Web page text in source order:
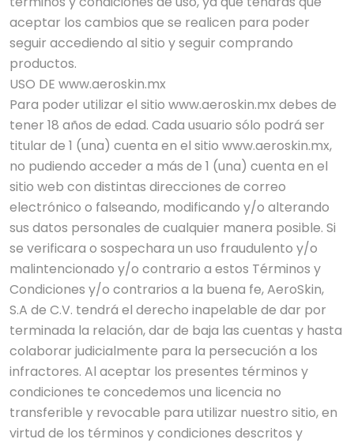
aceptar los cambios que se realicen para poder
seguir accediendo al sitio y seguir comprando
productos.
USO DE www.aeroskin.mx
Para poder utilizar el sitio www.aeroskin.mx debes de
tener 18 años de edad. Cada usuario sólo podrá ser
titular de 1 (una) cuenta en el sitio www.aeroskin.mx,
no pudiendo acceder a más de 1 (una) cuenta en el
sitio web con distintas direcciones de correo
electrónico o falseando, modificando y/o alterando
sus datos personales de cualquier manera posible. Si
se verificara o sospechara un uso fraudulento y/o
malintencionado y/o contrario a estos Términos y
Condiciones y/o contrarios a la buena fe, AeroSkin,
S.A de C.V. tendrá el derecho inapelable de dar por
terminada la relación, dar de baja las cuentas y hasta
colaborar judicialmente para la persecución a los
infractores. Al aceptar los presentes términos y
condiciones te concedemos una licencia no
transferible y revocable para utilizar nuestro sitio, en
virtud de los términos y condiciones descritos y